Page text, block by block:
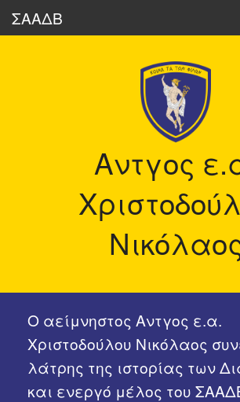
ΣΑΑΔΒ
Ηχώ των Διαβιβάσεων
Οι Διαβιβάσεις Σήμερα
Ιστορικά Στοιχεία
Δημοσιεύσεις Μελών μας
Διάφορα
Χρήσιμα Links
Αντγος
Ο αείμνηστος Αντγος ε.α.
Χριστοδούλου Νικόλαος
λάτρης της ιστορίας των
και ενεργό μέλος του